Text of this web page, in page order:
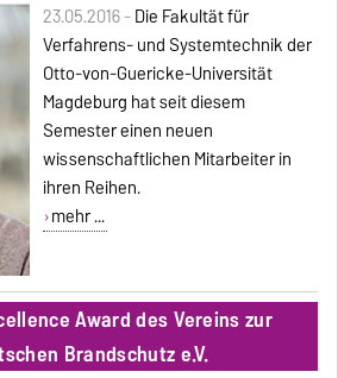
23.05.2016 -Die Fakultät für
Verfahrens- und Systemtechnik der
Otto-von-Guericke-Universität
Magdeburg hat seit diesem
Semester einen neuen
wissenschaftlichen Mitarbeiter in
ihren Reihen.
mehr ...
Award des Vereins zur
Brandschutz e.V.